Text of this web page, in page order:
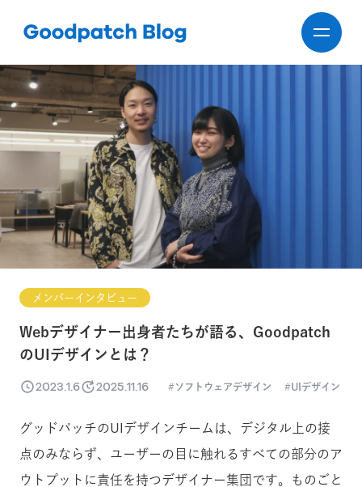
メンバーインタビュー
Webデザイナー出身者たちが語る、Goodpatch
のUIデザインとは？
2023.1.6 2025.11.16 ソフトウェアデザイン UIデザイン
グッドパッチのUIデザインチームは、デジタル上の接
点のみならず、ユーザーの目に触れるすべての部分のア
ウトプットに責任を持つデザイナー集団です。ものごと